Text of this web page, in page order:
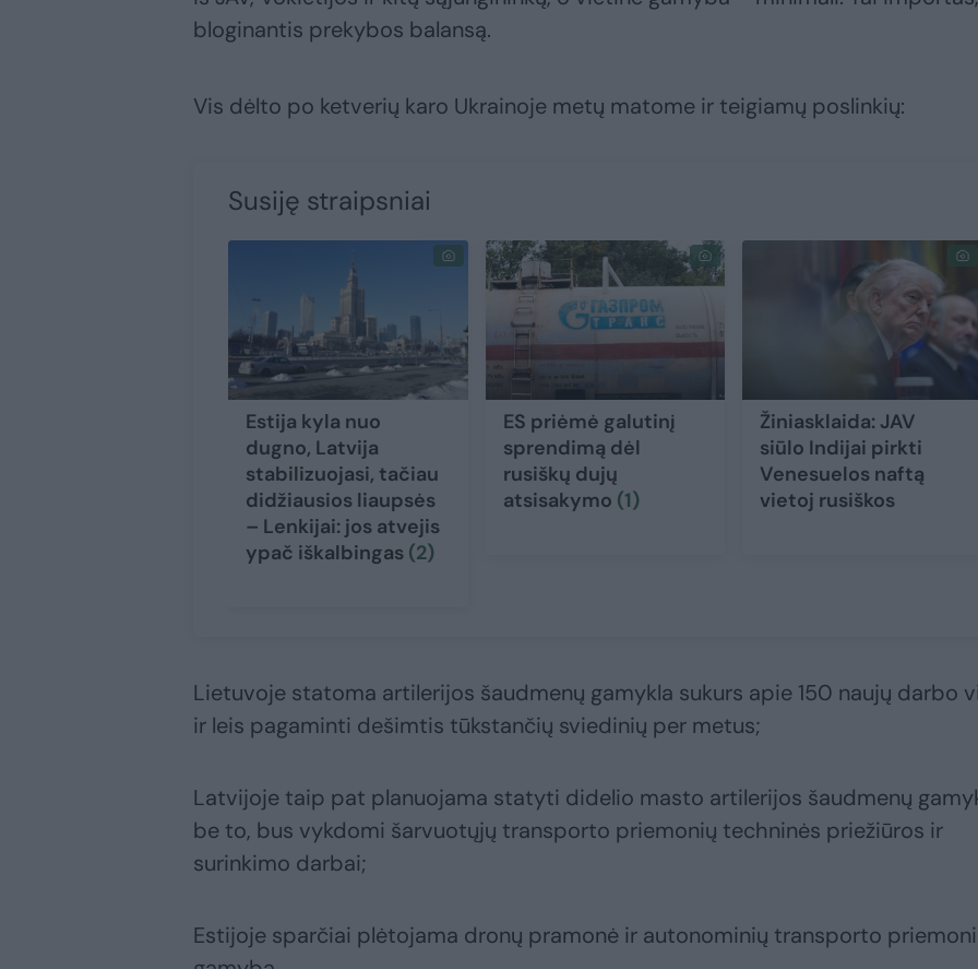
bloginantis prekybos balansą.
Vis dėlto po ketverių karo Ukrainoje metų matome ir teigiamų poslinkių:
Susiję straipsniai
Estija kyla nuo
dugno, Latvija
stabilizuojasi, tačiau
didžiausios liaupsės
– Lenkijai: jos atvejis
ypač iškalbingas (2)
ES priėmė galutinį
sprendimą dėl
rusiškų dujų
atsisakymo (1)
Žiniasklaida: JAV
siūlo Indijai pirkti
Venesuelos naftą
vietoj rusiškos
Lietuvoje statoma artilerijos šaudmenų gamykla sukurs apie 150 naujų darbo
ir leis pagaminti dešimtis tūkstančių sviedinių per metus;
Latvijoje taip pat planuojama statyti didelio masto artilerijos šaudmenų
be to, bus vykdomi šarvuotųjų transporto priemonių techninės priežiūros ir
surinkimo darbai;
Estijoje sparčiai plėtojama dronų pramonė ir autonominių transporto